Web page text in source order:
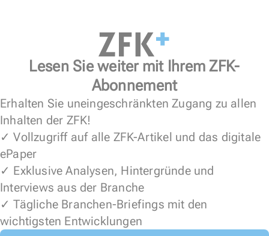
Lesen Sie weiter mit Ihrem ZFK-
Abonnement
Erhalten Sie uneingeschränkten Zugang zu allen
Inhalten der ZFK!
✓ Vollzugriff auf alle ZFK-Artikel und das digitale
ePaper
✓ Exklusive Analysen, Hintergründe und
Interviews aus der Branche
✓ Tägliche Branchen-Briefings mit den
wichtigsten Entwicklungen